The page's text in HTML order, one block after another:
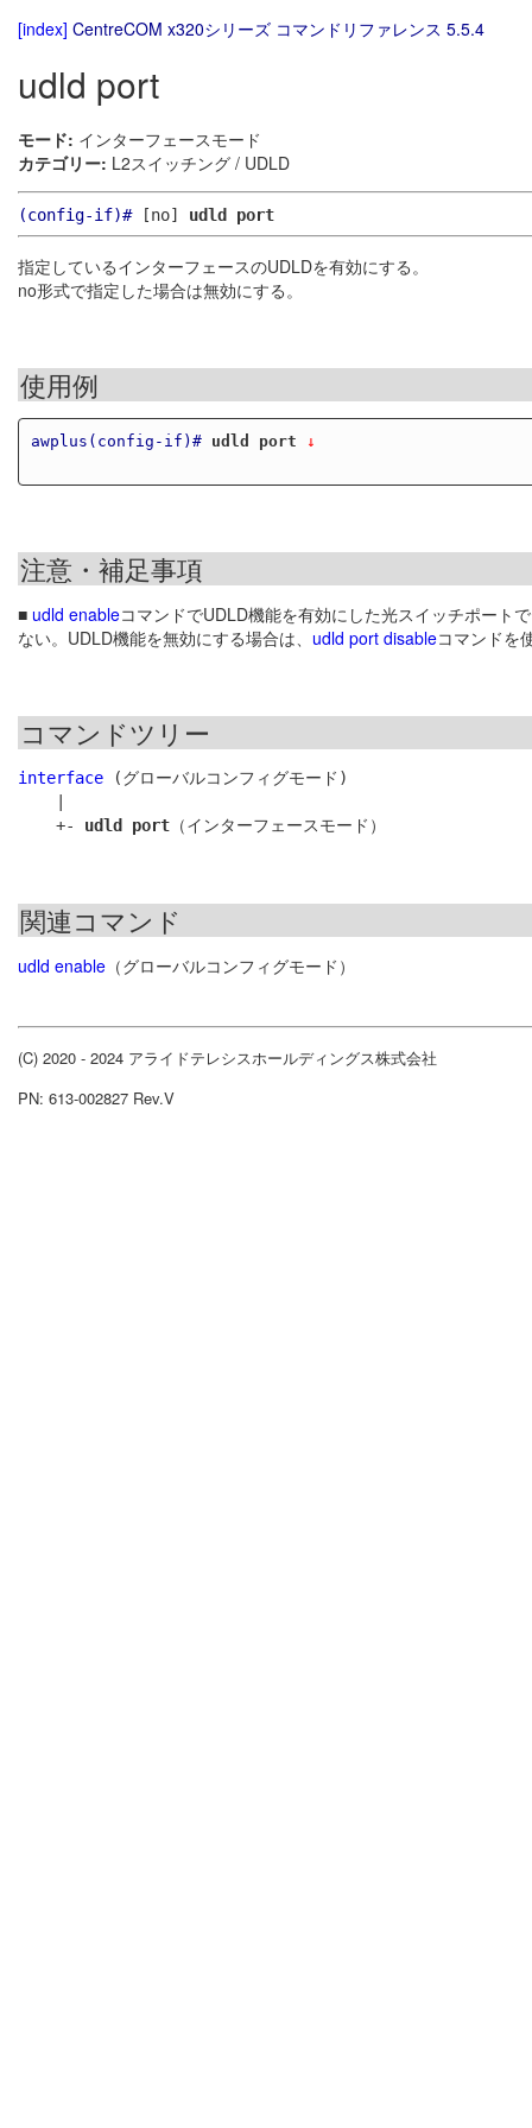
[index] CentreCOM x320シリーズ コマンドリファレンス 5.5.4
udld port
モード: インターフェースモード
カテゴリー: L2スイッチング / UDLD
(config-if)#[no] udld port
指定しているインターフェースのUDLDを有効にする。
no形式で指定した場合は無効にする。
使用例
awplus(config-if)# udld port ↓
注意・補足事項
■ udld enableコマンドでUDLD機能を有効にした光スイッチポート
ない。UDLD機能を無効にする場合は、 udld port disableコマンドを
コマンドツリー
interface (グローバルコンフィグモード)
    +-
udld port
関連コマンド
udld enable （グローバルコンフィグモード）
(C) 2020 - 2024 アライドテレシスホールディングス株式会社
PN: 613-002827 Rev.V